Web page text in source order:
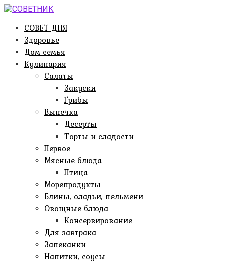
Перейти
контентуСОВЕТ ДНЯ
Здоровье
Дом семья
Кулинария
Салаты
Закуски
Грибы
Выпечка
Десерты
Торты и сладости
Первое
Мясные блюда
Птица
Морепродукты
Блины, оладьи, пельмени
Овощные блюда
Консервирование
Для завтрака
Запеканки
Напитки, соусы